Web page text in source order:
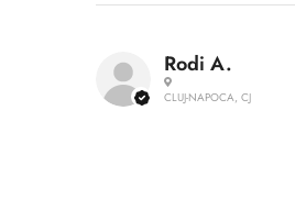
Rodi A.
CLUJ-NAPOCA, CJ